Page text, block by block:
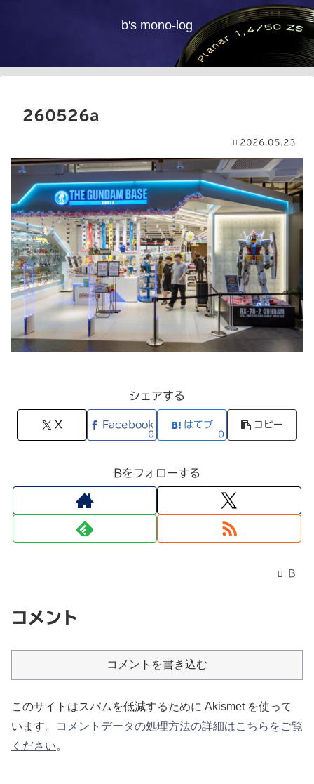
b's mono-log
260526a
2026.05.23
シェアする
X Facebook
0
はてブ
0
コピー
Bをフォローする
B
コメント
コメントを書き込む
このサイトはスパムを低減するために Akismet を使って
います。
コメントデータの処理方法の詳細はこちらをご覧
ください。